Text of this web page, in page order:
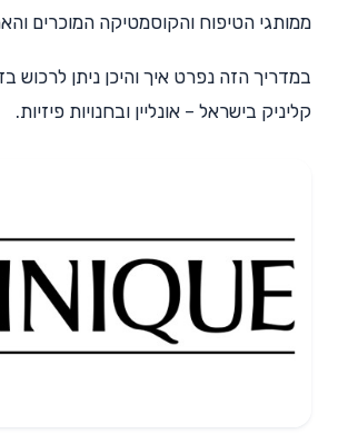
ממותגי הטיפוח והקוסמטיקה המוכרים
במדריך הזה נפרט איך והיכן ניתן לרכוש
קליניק בישראל – אונליין ובחנויות פיזיות.